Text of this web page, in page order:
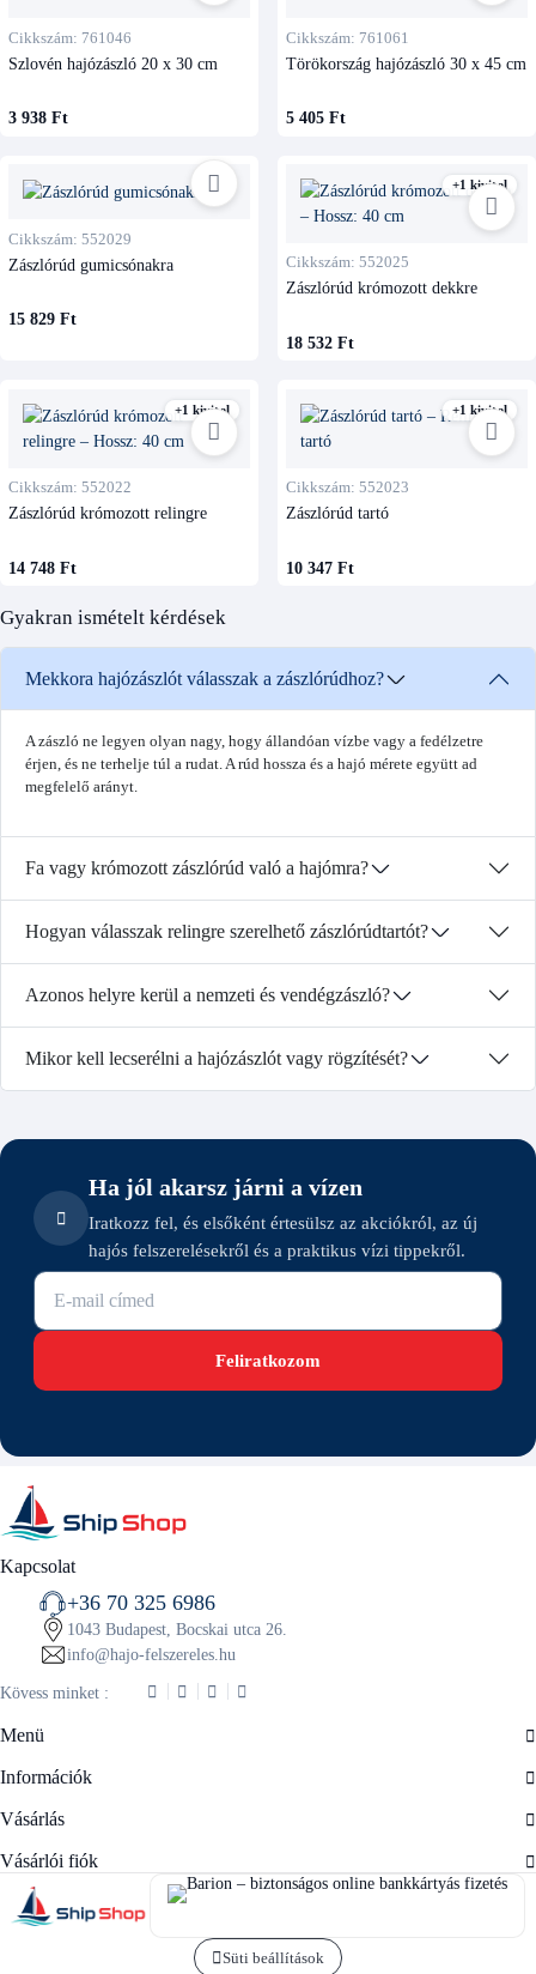
Cikkszám: 761046
Szlovén hajózászló 20 x 30 cm
3 938 Ft
Cikkszám: 761061
Törökország hajózászló 30 x 45 cm
5 405 Ft
Cikkszám: 552029
Zászlórúd gumicsónakra
15 829 Ft
+1 kivitel
Cikkszám: 552025
Zászlórúd krómozott dekkre
18 532 Ft
+1 kivitel
Cikkszám: 552022
Zászlórúd krómozott relingre
14 748 Ft
+1 kivitel
Cikkszám: 552023
Zászlórúd tartó
10 347 Ft
Gyakran ismételt kérdések
Mekkora hajózászlót válasszak a zászlórúdhoz?
A zászló ne legyen olyan nagy, hogy állandóan vízbe vagy a fedélzetre
érjen, és ne terhelje túl a rudat. A rúd hossza és a hajó mérete együtt ad
megfelelő arányt.
Fa vagy krómozott zászlórúd való a hajómra?
Hogyan válasszak relingre szerelhető zászlórúdtartót?
Azonos helyre kerül a nemzeti és vendégzászló?
Mikor kell lecserélni a hajózászlót vagy rögzítését?
Ha jól akarsz járni a vízen
Iratkozz fel, és elsőként értesülsz az akciókról, az új
hajós felszerelésekről és a praktikus vízi tippekről.
E-mail cím
Feliratkozom
Kapcsolat
+36 70 325 6986
1043 Budapest, Bocskai utca 26.
info@hajo-felszereles.hu
Kövess minket :
Menü
Információk
Vásárlás
Vásárlói fiók
Süti beállítások